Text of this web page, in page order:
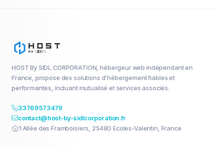
HOST By SIDL CORPORATION, hébergeur web indépendant en
France, propose des solutions d’hébergement fiables et
performantes, incluant mutualisé et services associés.
33769573479
contact@host-by-sidlcorporation.fr
1 Allée des Framboisiers, 25480 Ecoles-Valentin, France